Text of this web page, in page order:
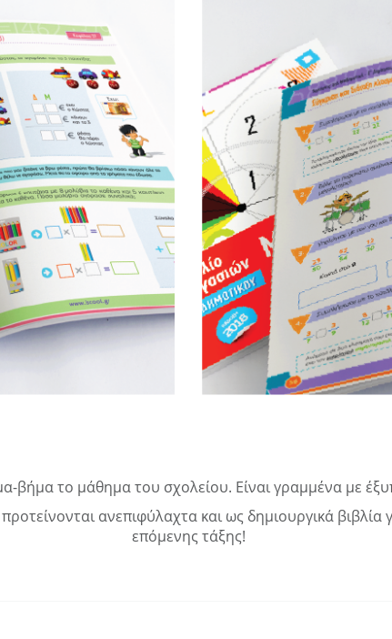
βήμα το μάθημα του σχολείου. Είναι γραμμένα με
ανεπιφύλαχτα και ως δημιουργικά
επόμενης τάξης!